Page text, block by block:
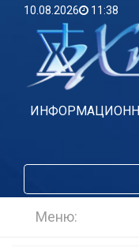
10.08.2026 11:38
Меню: